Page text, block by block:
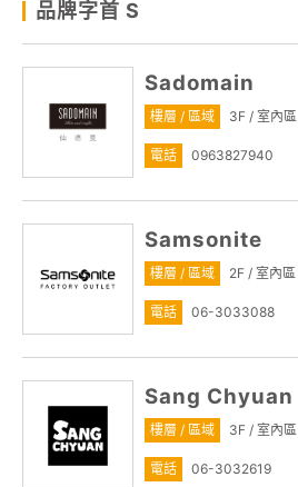
品牌字首 S
Sadomain
樓層 / 區域 3F / 室內區
電話 0963827940
Samsonite
樓層 / 區域 2F / 室內區
電話 06-3033088
Sang Chyuan
樓層 / 區域 3F / 室內區
電話 06-3032619